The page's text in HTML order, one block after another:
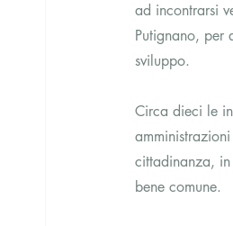
ad incontrarsi
Putignano, per
sviluppo.
Circa dieci le
cittadinanza,
bene comune.